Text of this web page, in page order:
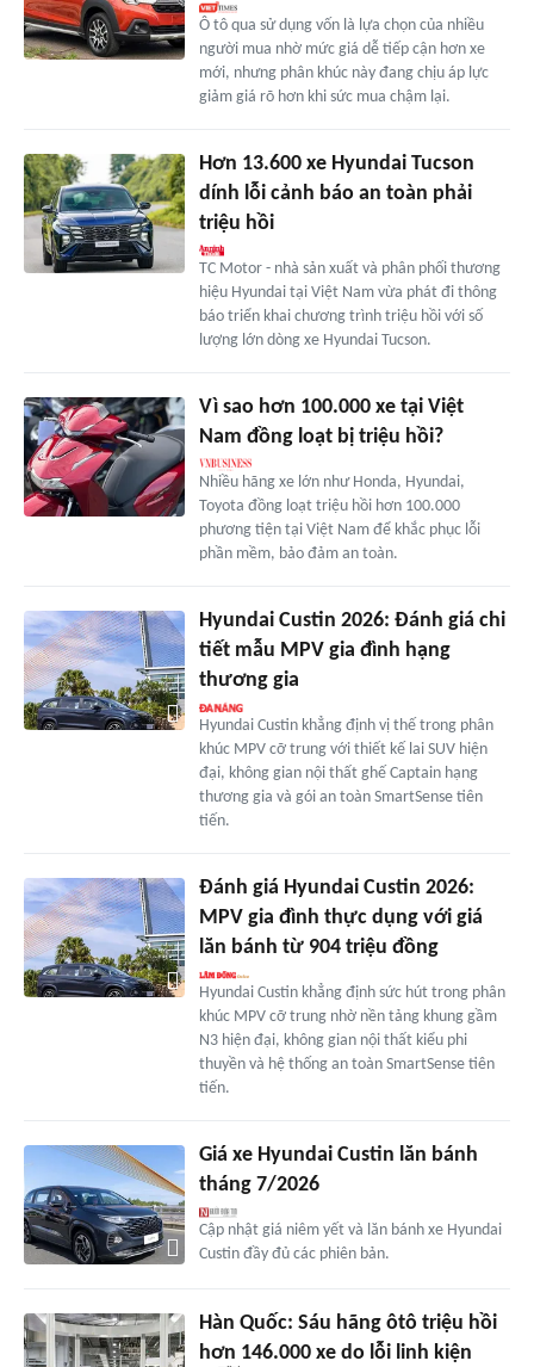
Ô tô qua sử dụng vốn là lựa chọn của nhiều
người mua nhờ mức giá dễ tiếp cận hơn xe
mới, nhưng phân khúc này đang chịu áp lực
giảm giá rõ hơn khi sức mua chậm lại.
Hơn 13.600 xe Hyundai Tucson
dính lỗi cảnh báo an toàn phải
triệu hồi
TC Motor - nhà sản xuất và phân phối thương
hiệu Hyundai tại Việt Nam vừa phát đi thông
báo triển khai chương trình triệu hồi với số
lượng lớn dòng xe Hyundai Tucson.
Vì sao hơn 100.000 xe tại Việt
Nam đồng loạt bị triệu hồi?
Nhiều hãng xe lớn như Honda, Hyundai,
Toyota đồng loạt triệu hồi hơn 100.000
phương tiện tại Việt Nam để khắc phục lỗi
phần mềm, bảo đảm an toàn.
Hyundai Custin 2026: Đánh giá chi
tiết mẫu MPV gia đình hạng
thương gia
Hyundai Custin khẳng định vị thế trong phân
khúc MPV cỡ trung với thiết kế lai SUV hiện
đại, không gian nội thất ghế Captain hạng
thương gia và gói an toàn SmartSense tiên
tiến.
Đánh giá Hyundai Custin 2026:
MPV gia đình thực dụng với giá
lăn bánh từ 904 triệu đồng
Hyundai Custin khẳng định sức hút trong phân
khúc MPV cỡ trung nhờ nền tảng khung gầm
N3 hiện đại, không gian nội thất kiểu phi
thuyền và hệ thống an toàn SmartSense tiên
tiến.
Giá xe Hyundai Custin lăn bánh
tháng 7/2026
Cập nhật giá niêm yết và lăn bánh xe Hyundai
Custin đầy đủ các phiên bản.
Hàn Quốc: Sáu hãng ôtô triệu hồi
hơn 146.000 xe do lỗi linh kiện